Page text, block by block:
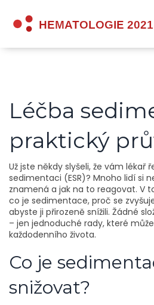
Léčba
praktický
Už jste někdy slyšeli, že vám lékař
sedimentaci (ESR)? Mnoho lidí si
znamená a jak na to reagovat. V
co je sedimentace, proč se
abyste ji přirozeně snížili. Žádné
– jen jednoduché rady, které
každodenního života.
Co je
snižovat?